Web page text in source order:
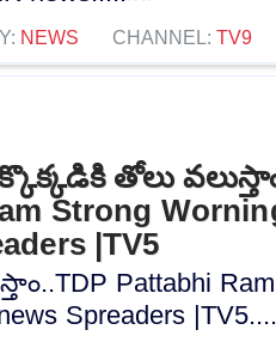
NEWS CHANNEL: TV9
తోలు
Strong
|TV5
Pattabhi
Spreaders